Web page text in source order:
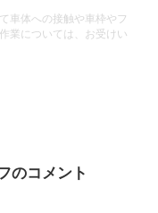
車体への接触や車枠やフ
業については、お受けい
のコメント